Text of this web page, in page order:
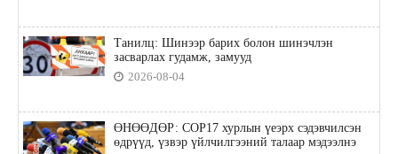
Танилц: Шинээр барих болон шинэчлэн
засварлах гудамж, замууд
2026-08-04
ӨНӨӨДӨР: COP17 хурлын үеэрх сэдэвчилсэн
өдрүүд, үзвэр үйлчилгээний талаар мэдээлнэ